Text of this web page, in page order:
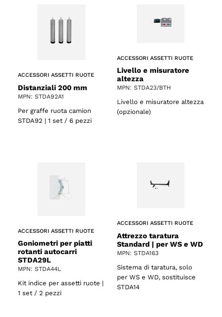
ACCESSORI ASSETTI RUOTE
Distanziali 200 mm
MPN: STDA92A1
Per graffe ruota camion
STDA92 | 1 set / 6 pezzi
ACCESSORI ASSETTI RUOTE
Livello e misuratore
altezza
MPN: STDA23/BTH
Livello e misuratore altezza
(opzionale)
ACCESSORI ASSETTI RUOTE
Goniometri per piatti
rotanti autocarri
STDA29L
MPN: STDA44L
Kit indice per assetti ruote |
1 set / 2 pezzi
ACCESSORI ASSETTI RUOTE
Attrezzo taratura
Standard | per WS e WD
MPN: STDA163
Sistema di taratura, solo
per WS e WD, sostituisce
STDA14